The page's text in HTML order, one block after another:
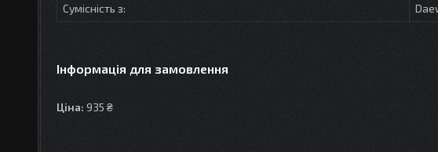
Сумісність з:
Інформація для замовлення
Ціна: 935 ₴